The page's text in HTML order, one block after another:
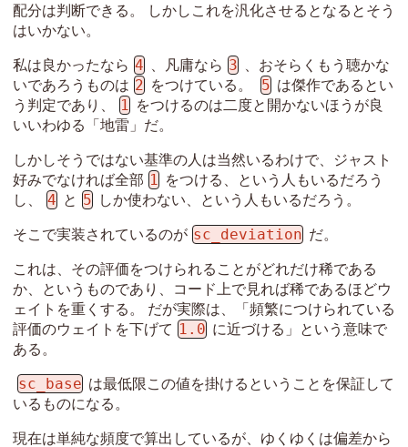
配分は判断できる。 しかしこれを汎化させるとなるとそう
はいかない。
私は良かったなら 4 、凡庸なら 3
、おそらくもう聴かな
いであろうものは 2 をつけている。 5 は傑作であるとい
う判定であり、
1 をつけるのは二度と開かないほうが良
いいわゆる「地雷」だ。
しかしそうではない基準の人は当然いるわけで、ジャスト
好みでなければ全部 1 をつける、という人もいるだろう
し、
4 と 5 しか使わない、という人もいるだろう。
そこで実装されているのが sc_deviation だ。
これは、その評価をつけられることがどれだけ稀である
か、というものであり、コード上で見れば稀であるほどウ
ェイトを重くする。 だが実際は、「頻繁につけられている
評価のウェイトを下げて 1.0 に近づける」という意味で
ある。
sc_base は最低限この値を掛けるということを保証して
いるものになる。
現在は単純な頻度で算出しているが、ゆくゆくは偏差から